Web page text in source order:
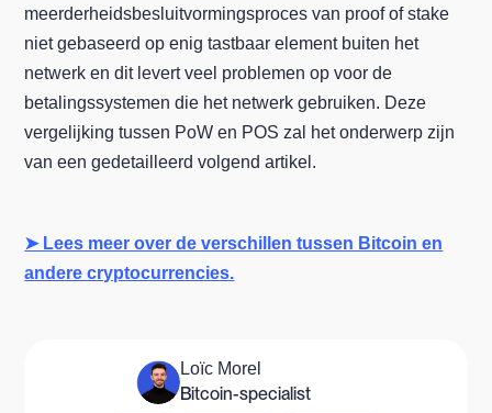
meerderheidsbesluitvormingsproces van proof of stake
niet gebaseerd op enig tastbaar element buiten het
netwerk en dit levert veel problemen op voor de
betalingssystemen die het netwerk gebruiken. Deze
vergelijking tussen PoW en POS zal het onderwerp zijn
van een gedetailleerd volgend artikel.
➤ Lees meer over de verschillen tussen Bitcoin en
andere cryptocurrencies.
Loïc Morel
Bitcoin-specialist